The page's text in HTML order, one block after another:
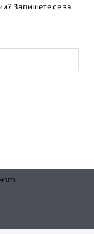
Запишете се за